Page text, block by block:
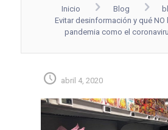
Inicio Blog
Evitar desinformación y qué NO
pandemia como el
abril 4, 2020